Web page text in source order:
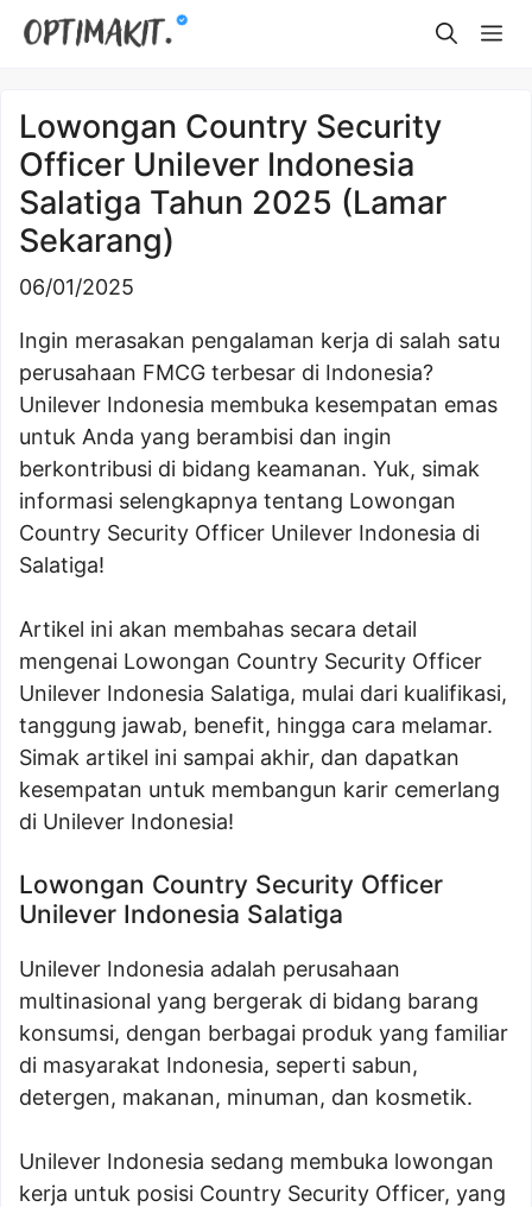
Skip
Lowongan Country Security
Officer Unilever Indonesia
Salatiga Tahun 2025 (Lamar
Sekarang)
06/01/2025
Ingin merasakan pengalaman kerja di salah satu
perusahaan FMCG terbesar di Indonesia?
Unilever Indonesia membuka kesempatan emas
untuk Anda yang berambisi dan ingin
berkontribusi di bidang keamanan. Yuk, simak
informasi selengkapnya tentang Lowongan
Country Security Officer Unilever Indonesia di
Salatiga!
Artikel ini akan membahas secara detail
mengenai Lowongan Country Security Officer
Unilever Indonesia Salatiga, mulai dari kualifikasi,
tanggung jawab, benefit, hingga cara melamar.
Simak artikel ini sampai akhir, dan dapatkan
kesempatan untuk membangun karir cemerlang
di Unilever Indonesia!
Lowongan Country Security Officer
Unilever Indonesia Salatiga
Unilever Indonesia adalah perusahaan
multinasional yang bergerak di bidang barang
konsumsi, dengan berbagai produk yang familiar
di masyarakat Indonesia, seperti sabun,
detergen, makanan, minuman, dan kosmetik.
Unilever Indonesia sedang membuka lowongan
kerja untuk posisi Country Security Officer, yang